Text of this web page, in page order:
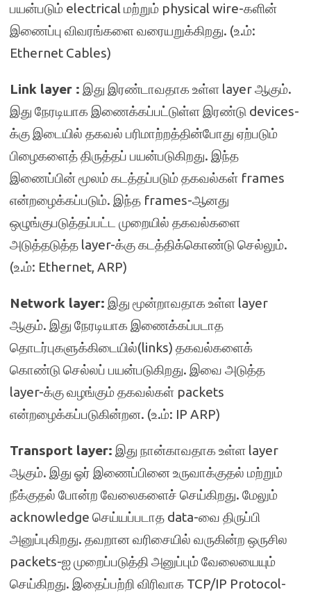
பயன்படும் electrical மற்றும் physical wire-களின்
இணைப்பு விவரங்களை வரையறுக்கிறது. (உ.ம்:
Ethernet Cables)
Link layer : இது இரண்டாவதாக உள்ள layer ஆகும்.
இது நேரடியாக இணைக்கப்பட்டுள்ள இரண்டு devices-
க்கு இடையில் தகவல் பரிமாற்றத்தின்போது ஏற்படும்
பிழைகளைத் திருத்தப் பயன்படுகிறது. இந்த
இணைப்பின் மூலம் கடத்தப்படும் தகவல்கள் frames
என்றழைக்கப்படும். இந்த frames-ஆனது
ஒழுங்குபடுத்தப்பட்ட முறையில் தகவல்களை
அடுத்தடுத்த layer-க்கு கடத்திக்கொண்டு செல்லும்.
(உ.ம்: Ethernet, ARP)
Network layer: இது மூன்றாவதாக உள்ள layer
ஆகும். இது நேரடியாக இணைக்கப்படாத
தொடர்புகளுக்கிடையில்(links) தகவல்களைக்
கொண்டு செல்லப் பயன்படுகிறது. இவை அடுத்த
layer-க்கு வழங்கும் தகவல்கள் packets
என்றழைக்கப்படுகின்றன. (உ.ம்: IP ARP)
Transport layer: இது நான்காவதாக உள்ள layer
ஆகும். இது ஓர் இணைப்பினை உருவாக்குதல் மற்றும்
நீக்குதல் போன்ற வேலைகளைச் செய்கிறது. மேலும்
acknowledge செய்யப்படாத data-வை திருப்பி
அனுப்புகிறது. தவறான வரிசையில் வருகின்ற ஒருசில
packets-ஐ முறைப்படுத்தி அனுப்பும் வேலையையும்
செய்கிறது. இதைப்பற்றி விரிவாக TCP/IP Protocol-